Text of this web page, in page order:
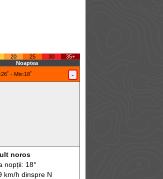
20 25 30
35+
Noaptea
:26˚ - Min:18˚ -
noros
nopții: 18°
km/h dinspreN